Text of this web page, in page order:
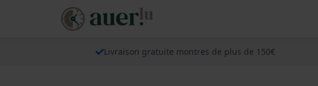
Livraison gratuite montres de plus de 150€